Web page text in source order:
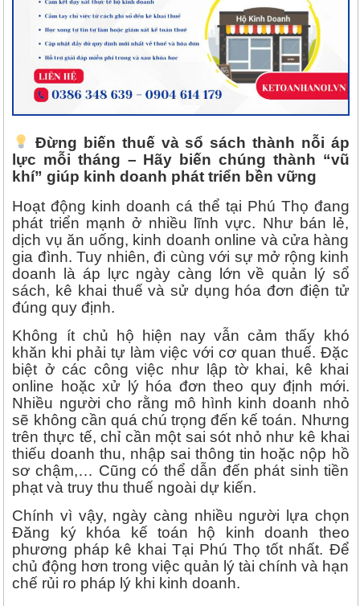
Đừng biến thuế và sổ sách thành nỗi áp
lực mỗi tháng – Hãy biến chúng thành “vũ
khí” giúp kinh doanh phát triển bền vững
Hoạt động kinh doanh cá thể tại Phú Thọ đang
phát triển mạnh ở nhiều lĩnh vực. Như bán lẻ,
dịch vụ ăn uống, kinh doanh online và cửa hàng
gia đình. Tuy nhiên, đi cùng với sự mở rộng kinh
doanh là áp lực ngày càng lớn về quản lý sổ
sách, kê khai thuế và sử dụng hóa đơn điện tử
đúng quy định.
Không ít chủ hộ hiện nay vẫn cảm thấy khó
khăn khi phải tự làm việc với cơ quan thuế. Đặc
biệt ở các công việc như lập tờ khai, kê khai
online hoặc xử lý hóa đơn theo quy định mới.
Nhiều người cho rằng mô hình kinh doanh nhỏ
sẽ không cần quá chú trọng đến kế toán. Nhưng
trên thực tế, chỉ cần một sai sót nhỏ như kê khai
thiếu doanh thu, nhập sai thông tin hoặc nộp hồ
sơ chậm,… Cũng có thể dẫn đến phát sinh tiền
phạt và truy thu thuế ngoài dự kiến.
Chính vì vậy, ngày càng nhiều người lựa chọn
Đăng ký khóa kế toán hộ kinh doanh theo
phương pháp kê khai Tại Phú Thọ tốt nhất. Để
chủ động hơn trong việc quản lý tài chính và hạn
chế rủi ro pháp lý khi kinh doanh.